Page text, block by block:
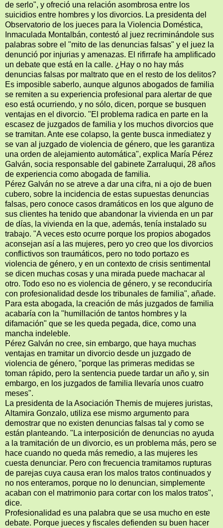
de serlo", y ofreció una relación asombrosa entre los
suicidios entre hombres y los divorcios. La presidenta del
Observatorio de los jueces para la Violencia Doméstica,
Inmaculada Montalbán, contestó al juez recriminándole sus
palabras sobre el "mito de las denuncias falsas" y el juez la
denunció por injurias y amenazas. El rifirrafe ha amplificado
un debate que está en la calle. ¿Hay o no hay más
denuncias falsas por maltrato que en el resto de los delitos?
Es imposible saberlo, aunque algunos abogados de familia
se remiten a su experiencia profesional para alertar de que
eso está ocurriendo, y no sólo, dicen, porque se busquen
ventajas en el divorcio. "El problema radica en parte en la
escasez de juzgados de familia y los muchos divorcios que
se tramitan. Ante ese colapso, la gente busca inmediatez y
se van al juzgado de violencia de género, que les garantiza
una orden de alejamiento automática", explica María Pérez
Galván, socia responsable del gabinete Zarraluqui, 28 años
de experiencia como abogada de familia.
Pérez Galván no se atreve a dar una cifra, ni a ojo de buen
cubero, sobre la incidencia de estas supuestas denuncias
falsas, pero conoce casos dramáticos en los que alguno de
sus clientes ha tenido que abandonar la vivienda en un par
de días, la vivienda en la que, además, tenía instalado su
trabajo. "A veces esto ocurre porque los propios abogados
aconsejan así a las mujeres, pero yo creo que los divorcios
conflictivos son traumáticos, pero no todo portazo es
violencia de género, y en un contexto de crisis sentimental
se dicen muchas cosas y una mirada puede machacar al
otro. Todo eso no es violencia de género, y se reconduciría
con profesionalidad desde los tribunales de familia", añade.
Para esta abogada, la creación de más juzgados de familia
acabaría con la "humillación de tantos hombres y la
difamación" que se les queda pegada, dice, como una
mancha indeleble.
Pérez Galván no cree, sin embargo, que haya muchas
ventajas en tramitar un divorcio desde un juzgado de
violencia de género, "porque las primeras medidas se
toman rápido, pero la sentencia puede tardar un año y, sin
embargo, en los juzgados de familia llevaría unos cuatro
meses".
La presidenta de la Asociación Themis de mujeres juristas,
Altamira Gonzalo, utiliza ese mismo argumento para
demostrar que no existen denuncias falsas tal y como se
están planteando. "La interposición de denuncias no ayuda
a la tramitación de un divorcio, es un problema más, pero se
hace cuando no queda más remedio, a las mujeres les
cuesta denunciar. Pero con frecuencia tramitamos rupturas
de parejas cuya causa eran los malos tratos continuados y
no nos enteramos, porque no lo denuncian, simplemente
acaban con el matrimonio para cortar con los malos tratos",
dice.
Profesionalidad es una palabra que se usa mucho en este
debate. Porque jueces y fiscales defienden su buen hacer